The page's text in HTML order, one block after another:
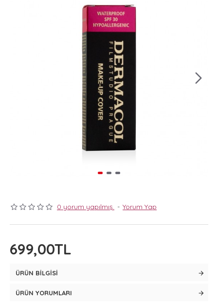
0 yorum yapılmış. - Yorum Yap
699,00TL
ÜRÜN BILGISI
ÜRÜN YORUMLARI